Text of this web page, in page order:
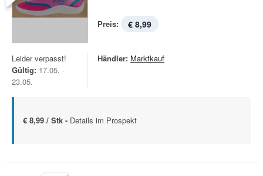
Preis: € 8,99
Leider verpasst!
Gültig: 17.05. -
23.05.
Händler: Marktkauf
€ 8,99 / Stk - Details im Prospekt